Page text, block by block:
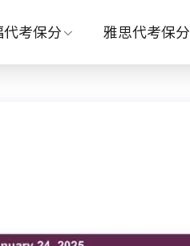
代考保分 雅思代考保分